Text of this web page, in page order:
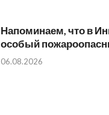
Напоминаем, что в
особый
06.08.2026